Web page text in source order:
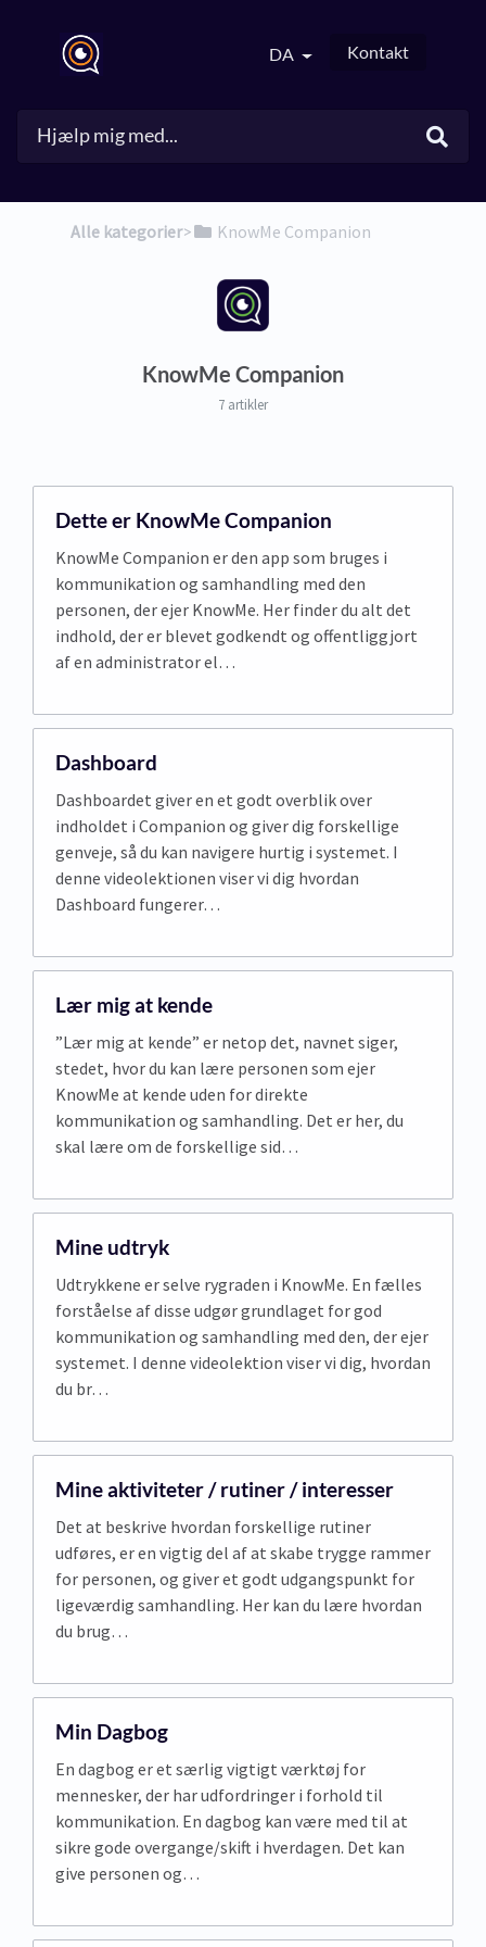
DA Kontakt
Alle kategorier​>​ ​KnowMe Companion
KnowMe Companion
7 artikler
Dette er KnowMe Companion
KnowMe Companion er den app som bruges i
kommunikation og samhandling med den
personen, der ejer KnowMe. Her finder du alt det
indhold, der er blevet godkendt og offentliggjort
af en administrator el…
Dashboard
Dashboardet giver en et godt overblik over
indholdet i Companion og giver dig forskellige
genveje, så du kan navigere hurtig i systemet. I
denne videolektionen viser vi dig hvordan
Dashboard fungerer…
Lær mig at kende
”Lær mig at kende” er netop det, navnet siger,
stedet, hvor du kan lære personen som ejer
KnowMe at kende uden for direkte
kommunikation og samhandling. Det er her, du
skal lære om de forskellige sid…
Mine udtryk
Udtrykkene er selve rygraden i KnowMe. En fælles
forståelse af disse udgør grundlaget for god
kommunikation og samhandling med den, der ejer
systemet. I denne videolektion viser vi dig, hvordan
du br…
Mine aktiviteter / rutiner / interesser
Det at beskrive hvordan forskellige rutiner
udføres, er en vigtig del af at skabe trygge rammer
for personen, og giver et godt udgangspunkt for
ligeværdig samhandling. Her kan du lære hvordan
du brug…
Min Dagbog
En dagbog er et særlig vigtigt værktøj for
mennesker, der har udfordringer i forhold til
kommunikation. En dagbog kan være med til at
sikre gode overgange/skift i hverdagen. Det kan
give personen og…